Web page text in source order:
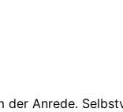
Anrede.